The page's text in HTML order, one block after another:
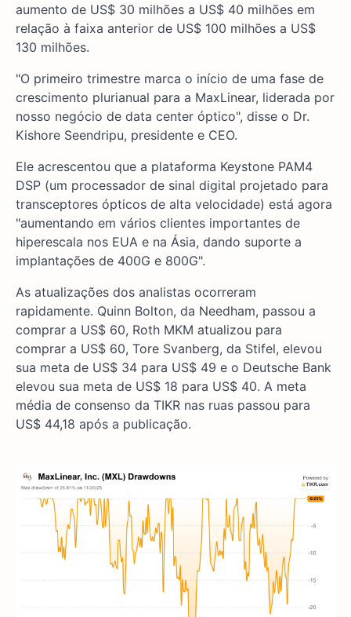
aumento de US$ 30 milhões a US$ 40 milhões em
relação à faixa anterior de US$ 100 milhões a US$
130 milhões.
"O primeiro trimestre marca o início de uma fase de
crescimento plurianual para a MaxLinear, liderada por
nosso negócio de data center óptico", disse o Dr.
Kishore Seendripu, presidente e CEO.
Ele acrescentou que a plataforma Keystone PAM4
DSP (um processador de sinal digital projetado para
transceptores ópticos de alta velocidade) está agora
"aumentando em vários clientes importantes de
hiperescala nos EUA e na Ásia, dando suporte a
implantações de 400G e 800G".
As atualizações dos analistas ocorreram
rapidamente. Quinn Bolton, da Needham, passou a
comprar a US$ 60, Roth MKM atualizou para
comprar a US$ 60, Tore Svanberg, da Stifel, elevou
sua meta de US$ 34 para US$ 49 e o Deutsche Bank
elevou sua meta de US$ 18 para US$ 40. A meta
média de consenso da TIKR nas ruas passou para
US$ 44,18 após a publicação.